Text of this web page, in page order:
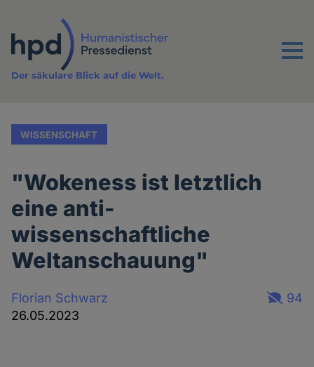
Inhalt
Menu
Der säkulare Blick auf die Welt.
WISSENSCHAFT
"Wokeness ist letztlich
eine anti-
wissenschaftliche
Weltanschauung"
Florian Schwarz
26.05.2023
94